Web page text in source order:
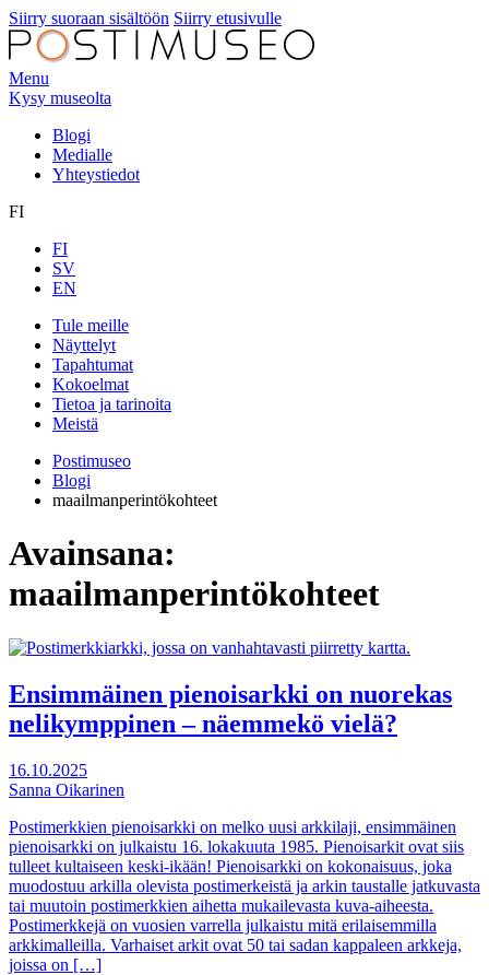
Siirry suoraan sisältöön Siirry etusivulle
Menu
Kysy museolta
Blogi
Medialle
Yhteystiedot
FI
FI
SV
EN
Tule meille
Näyttelyt
Tapahtumat
Kokoelmat
Tietoa ja tarinoita
Meistä
Postimuseo
Blogi
maailmanperintökohteet
Avainsana:
maailmanperintökohteet
Ensimmäinen pienoisarkki on nuorekas
nelikymppinen – näemmekö vielä?
16.10.2025
Sanna Oikarinen
Postimerkkien pienoisarkki on melko uusi arkkilaji, ensimmäinen
pienoisarkki on julkaistu 16. lokakuuta 1985. Pienoisarkit ovat siis
tulleet kultaiseen keski-ikään! Pienoisarkki on kokonaisuus, joka
muodostuu arkilla olevista postimerkeistä ja arkin taustalle jatkuvasta
tai muutoin postimerkkien aihetta mukailevasta kuva-aiheesta.
Postimerkkejä on vuosien varrella julkaistu mitä erilaisemmilla
arkkimalleilla. Varhaiset arkit ovat 50 tai sadan kappaleen arkkeja,
joissa on […]